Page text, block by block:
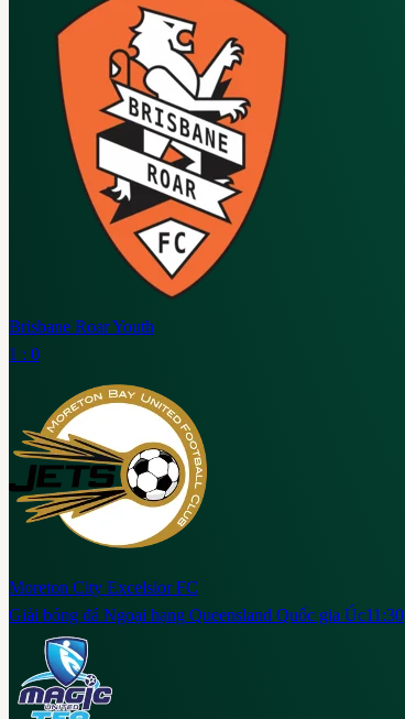
Brisbane Roar Youth
1 : 0
Moreton City Excelsior FC
Giải bóng đá Ngoại hạng Queensland Quốc gia Úc11:30